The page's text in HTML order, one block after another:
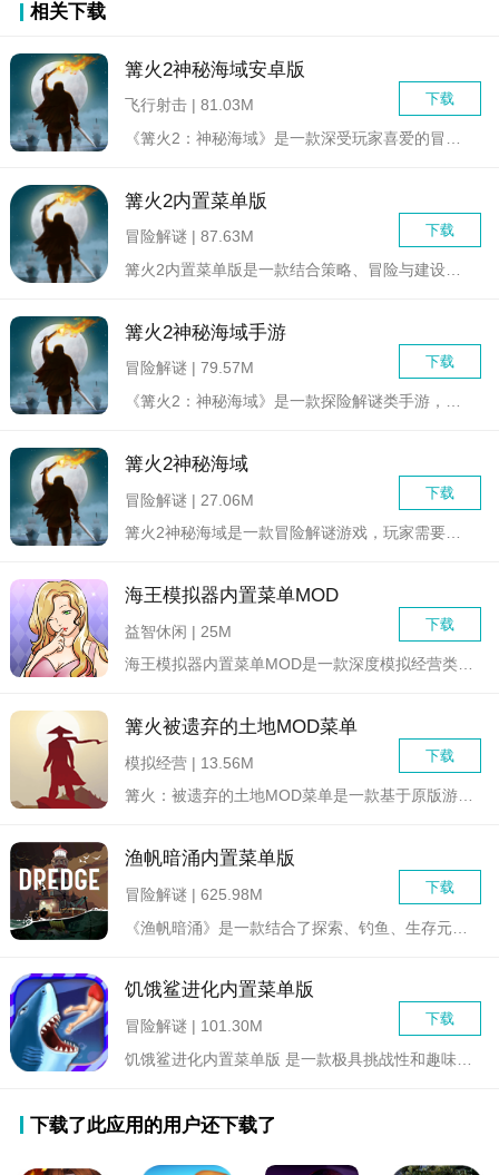
相关下载
篝火2神秘海域安卓版
下载
飞行射击 | 81.03M
《篝火2：神秘海域》是一款深受玩家喜爱的冒险解谜游戏。在这个...
篝火2内置菜单版
下载
冒险解谜 | 87.63M
篝火2内置菜单版是一款结合策略、冒险与建设元素的模拟经营游戏...
篝火2神秘海域手游
下载
冒险解谜 | 79.57M
《篝火2：神秘海域》是一款探险解谜类手游，玩家将扮演一名勇敢...
篝火2神秘海域
下载
冒险解谜 | 27.06M
篝火2神秘海域是一款冒险解谜游戏，玩家需要在一个神秘的岛屿上...
海王模拟器内置菜单MOD
下载
益智休闲 | 25M
海王模拟器内置菜单MOD是一款深度模拟经营类游戏，玩家将扮演...
篝火被遗弃的土地MOD菜单
下载
模拟经营 | 13.56M
篝火：被遗弃的土地MOD菜单是一款基于原版游戏的增强版策略生...
渔帆暗涌内置菜单版
下载
冒险解谜 | 625.98M
饥饿鲨进化内置菜单版
下载
冒险解谜 | 101.30M
下载了此应用的用户还下载了